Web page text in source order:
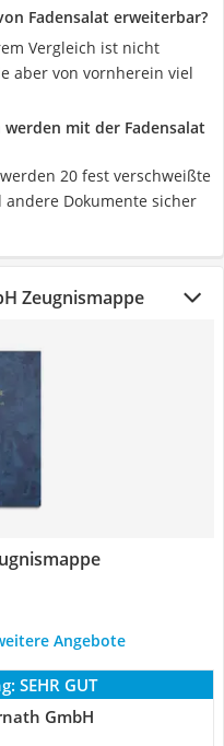
Fadensalat erweiterbar?
Vergleich ist nicht
aber von vornherein viel
mit der Fadensalat
20 fest verschweißte
Dokumente sicher
Zeugnismappe
Angebote
SEHR GUT
GmbH